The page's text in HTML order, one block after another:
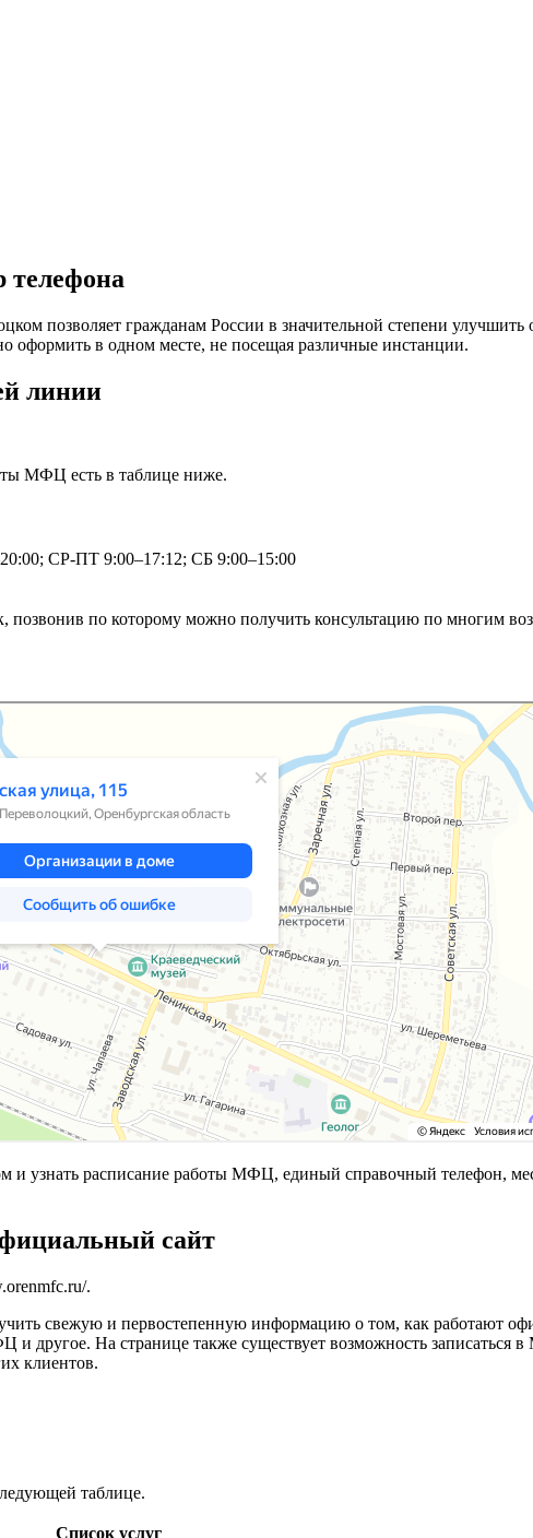
позволяет гражданам России в значительной степени улучшить
оформить в одном месте, не посещая различные инстанции.
линии
МФЦ есть в таблице ниже.
СР-ПТ 9:00–17:12; СБ 9:00–15:00
позвонив по которому можно получить консультацию по многим
узнать расписание работы МФЦ, единый справочный телефон,
сайт
.
свежую и первостепенную информацию о том, как работают
и другое. На странице также существует возможность
клиентов.
таблице.
Список услуг